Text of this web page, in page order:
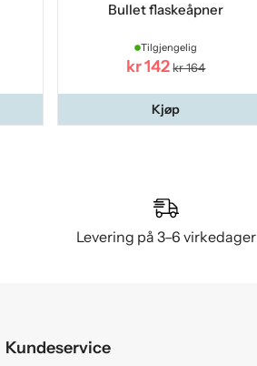
Bullet flaskeåpner
Tilgjengelig
kr 142 kr 164
Kjøp
Levering på 3–6 virkedager
Kundeservice